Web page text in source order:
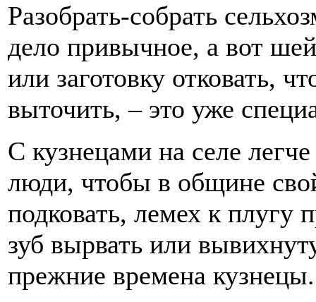
Разобрать-собрать
дело привычное, а вот
или заготовку отковать,
выточить, – это уже
С кузнецами на селе
люди, чтобы в общине
подковать, лемех к плугу
зуб вырвать или
прежние времена кузнецы.